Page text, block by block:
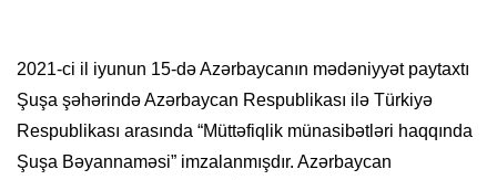
2021-ci il iyunun 15-də Azərbaycanın mədəniyyət paytaxtı
Şuşa şəhərində Azərbaycan Respublikası ilə Türkiyə
Respublikası arasında “Müttəfiqlik münasibətləri haqqında
Şuşa Bəyannaməsi” imzalanmışdır. Azərbaycan